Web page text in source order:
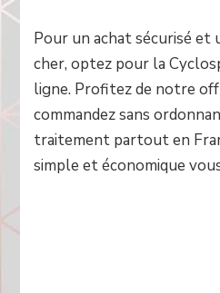
Pour un achat sécurisé et
cher, optez pour la
ligne. Profitez de notre
commandez sans
traitement partout en
simple et économique